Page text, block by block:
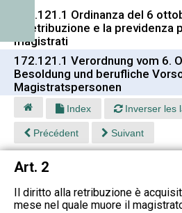
172.121.1 Ordinanza del 6
la retribuzione e la previdenza
magistrati
172.121.1 Verordnung vom 6.
Besoldung und berufliche
Magistratspersonen
Index Inverser les
Précédent Suivant
Art. 2
Il diritto alla retribuzione è
mese nel quale muore il